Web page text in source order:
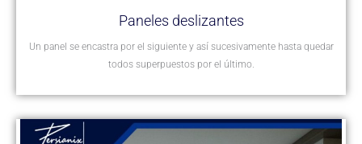
Paneles deslizantes
Un panel se encastra por el siguiente y así sucesivamente hasta quedar
todos superpuestos por el último.